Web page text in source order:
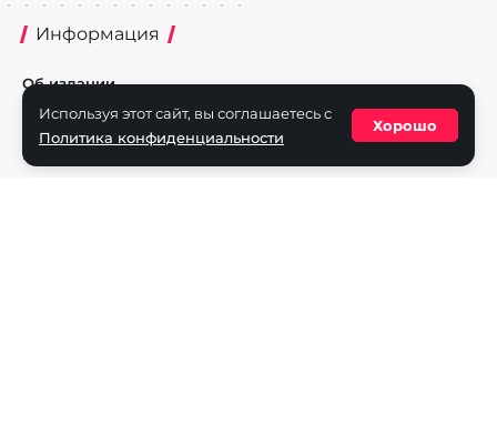
Информация
Об издании
Реклама на портале
Политика конфиденциальности
Используя этот сайт, вы соглашаетесь с
Политика конфиденциальности
Хорошо